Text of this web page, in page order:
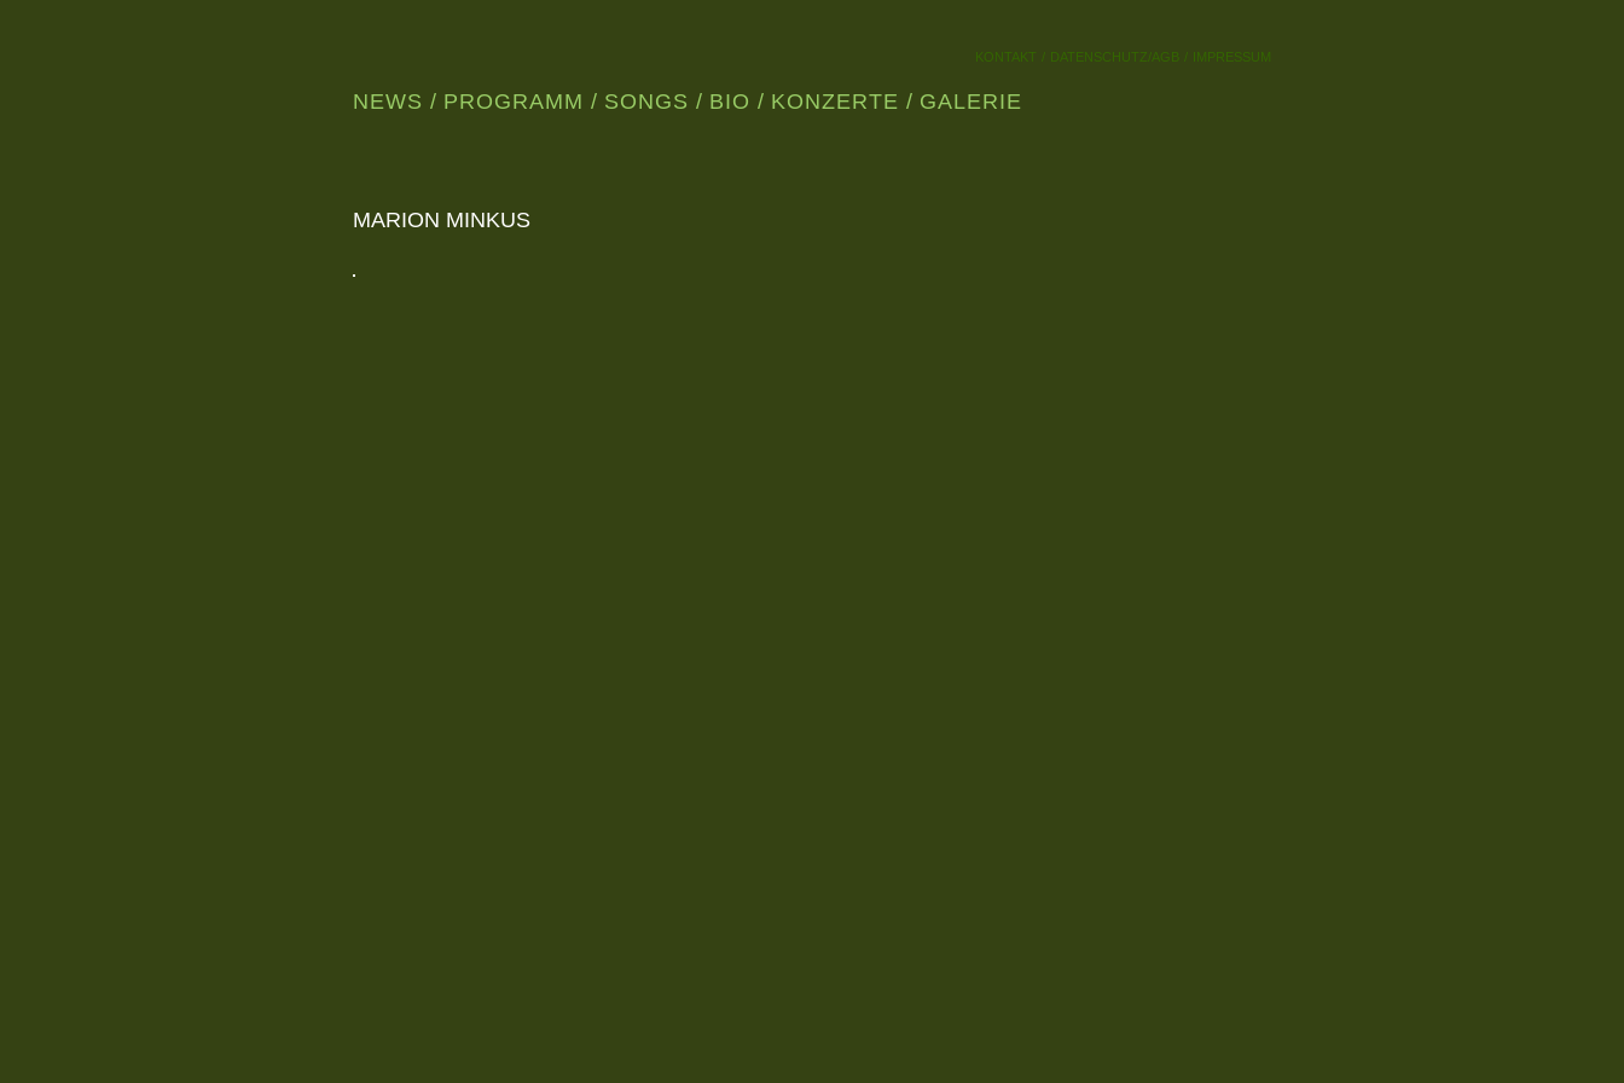
WUNDERSCHÖNE,
LEIPZIG
NEWS PROGRAMM SONGS BIO KONZERTE GALERIE
KONTAKT DATENSCHUTZ/AGB IMPRESSUM
MARION MINKUS